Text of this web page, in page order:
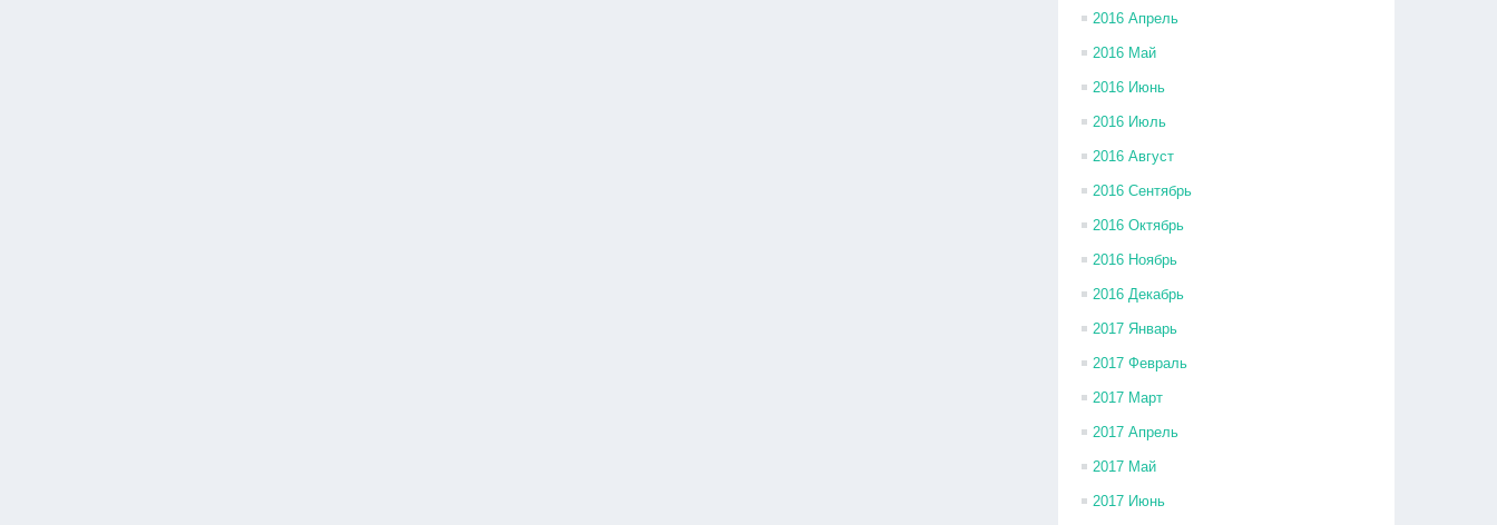
2016 Апрель
2016 Май
2016 Июнь
2016 Июль
2016 Август
2016 Сентябрь
2016 Октябрь
2016 Ноябрь
2016 Декабрь
2017 Январь
2017 Февраль
2017 Март
2017 Апрель
2017 Май
2017 Июнь